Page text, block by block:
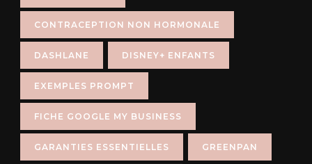
CONTRACEPTION NON HORMONALE
DASHLANE DISNEY+ ENFANTS
EXEMPLES PROMPT
FICHE GOOGLE MY BUSINESS
GARANTIES ESSENTIELLES GREENPAN